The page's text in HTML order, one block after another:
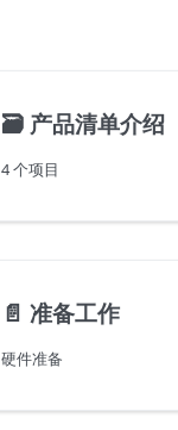
🗃️ 产品清单介绍
4 个项目
📄️ 准备工作
硬件准备